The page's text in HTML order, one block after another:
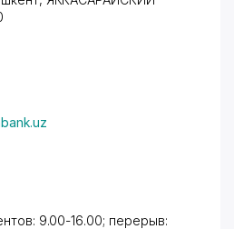
домов Городской филиал
льготный
кредит.
для получения
кредита;
между
на платно-
9.00-16.00; перерыв: